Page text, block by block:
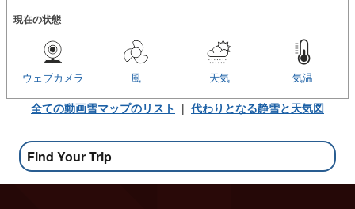
現在の状態
気温
天気
風
ウェブカメラ
全ての動画雪マップのリスト | 代わりとなる静雪と天気図
Find Your Trip